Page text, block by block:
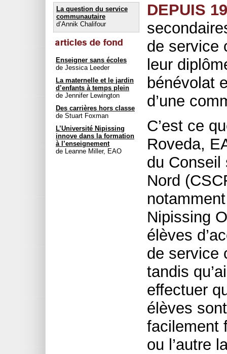
La question du service
communautaire
d’Annik Chalifour
Enseigner sans écoles
de Jessica Leeder
La maternelle et le jardin
d’enfants à temps plein
de Jennifer Lewington
Des carrières hors classe
de Stuart Foxman
L’Université Nipissing
innove dans la formation
à l’enseignement
de Leanne Miller, EAO
DEPUIS
de service
leur
bénévolat
d’une
C’est ce
Roveda,
du Conseil
Nord
Nipissing
élèves
de service
tandis
effectuer
élèves
facilement
ou l’autre